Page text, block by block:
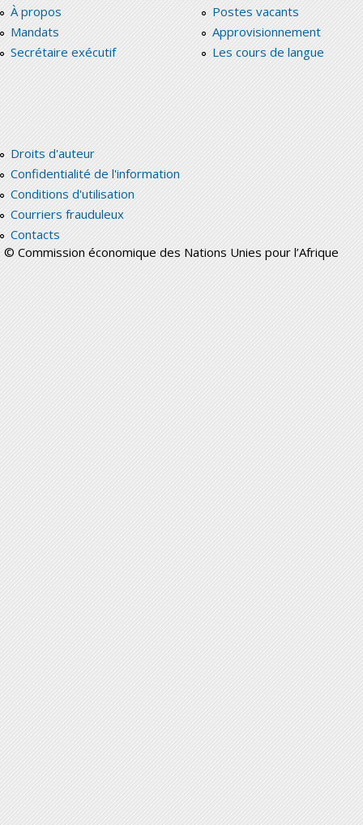
À propos
Mandats
Secrétaire exécutif
Postes vacants
Approvisionnement
Les cours de langue
Droits d'auteur
Confidentialité de l'information
Conditions d'utilisation
Courriers frauduleux
Contacts
© Commission économique des Nations Unies pour l’Afrique